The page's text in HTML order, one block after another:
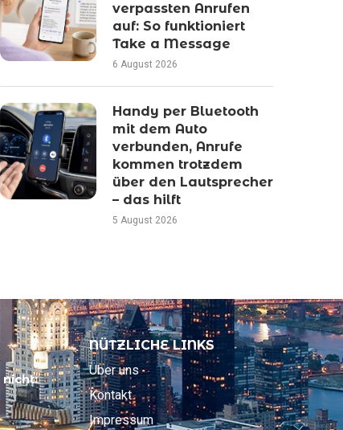
verpassten Anrufen
auf: So funktioniert
Take a Message
6 August 2026
Handy per Bluetooth
mit dem Auto
verbunden, Anrufe
kommen trotzdem
über den Lautsprecher
– das hilft
5 August 2026
NÜTZLICHE LINKS
Über uns
Kontakt
Impressum